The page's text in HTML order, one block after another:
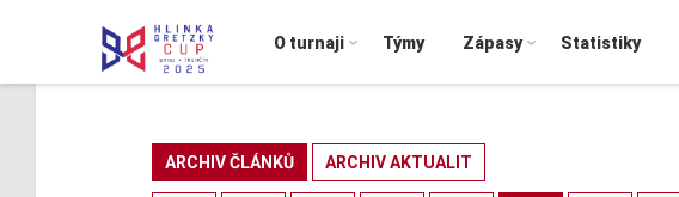
O turnaji Týmy Zápasy Statistiky
ARCHIV ČLÁNKŮ ARCHIV AKTUALIT